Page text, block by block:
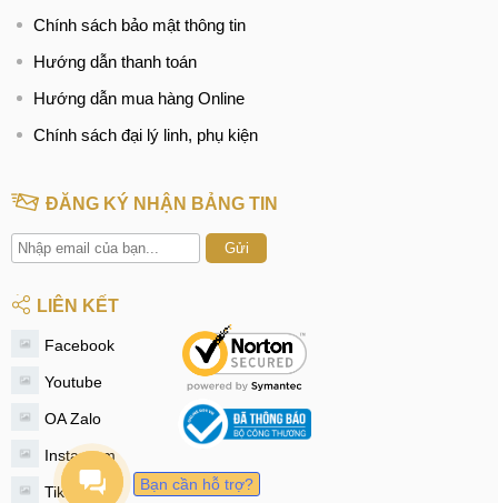
Chính sách bảo mật thông tin
Hướng dẫn thanh toán
Hướng dẫn mua hàng Online
Chính sách đại lý linh, phụ kiện
ĐĂNG KÝ NHẬN BẢNG TIN
Gửi
LIÊN KẾT
Facebook
Youtube
OA Zalo
Instagram
Tiktok Bạn cần hỗ trợ?